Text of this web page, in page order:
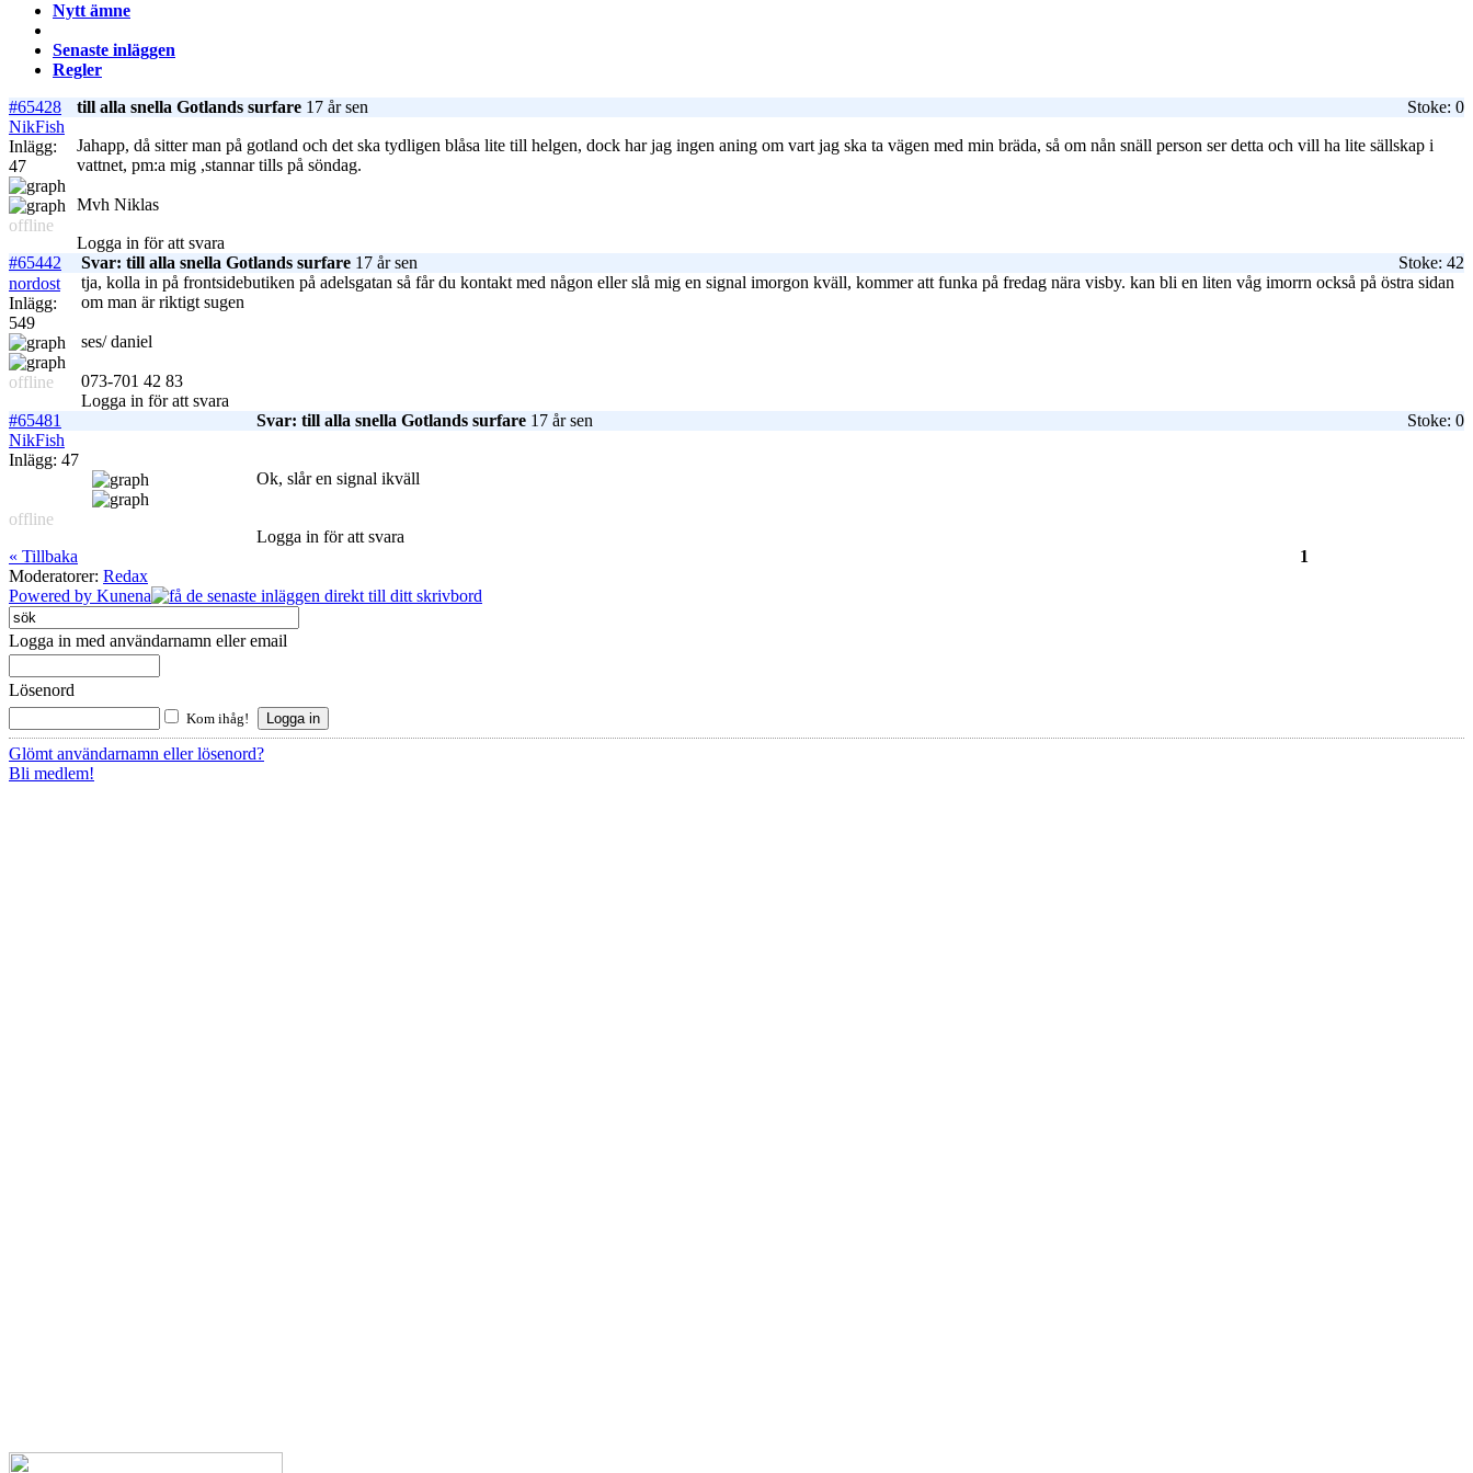
Nytt ämne
Senaste inläggen
Regler
#65428
till alla snella Gotlands surfare 17 år sen
Stoke: 0
NikFish
Inlägg:
47
offline
Jahapp, då sitter man på gotland och det ska tydligen blåsa lite till helgen, dock har jag ingen aning om vart jag ska ta vägen med min bräda, så om nån snäll person ser detta och vill ha lite sällskap i
vattnet, pm:a mig ,stannar tills på söndag.
Mvh Niklas
Logga in för att svara
#65442
Svar: till alla snella Gotlands surfare 17 år sen
Stoke: 42
nordost
Inlägg:
549
offline
tja, kolla in på frontsidebutiken på adelsgatan så får du kontakt med någon eller slå mig en signal imorgon kväll, kommer att funka på fredag nära visby. kan bli en liten våg imorrn också på östra sidan
om man är riktigt sugen
ses/ daniel
073-701 42 83
Logga in för att svara
#65481
Svar: till alla snella Gotlands surfare 17 år sen
Stoke: 0
NikFish
Inlägg: 47
offline
Ok, slår en signal ikväll
Logga in för att svara
« Tillbaka
1
Moderatorer: Redax
Powered by Kunena
Logga in med användarnamn eller email
Lösenord
Kom ihåg!
Glömt användarnamn eller lösenord?
Bli medlem!